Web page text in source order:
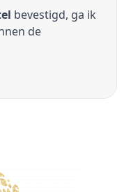
bevestigd, ga ik
de